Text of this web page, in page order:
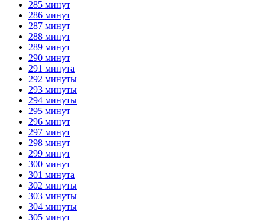
285 минут
286 минут
287 минут
288 минут
289 минут
290 минут
291 минута
292 минуты
293 минуты
294 минуты
295 минут
296 минут
297 минут
298 минут
299 минут
300 минут
301 минута
302 минуты
303 минуты
304 минуты
305 минут